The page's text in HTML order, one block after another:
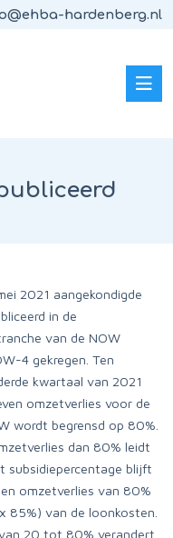
hardenberg.nl
2021 aangekondigde
in de
van de NOW
4 gekregen. Ten
kwartaal van 2021
omzetverlies voor de
wordt begrensd op 80%.
dan 80% leidt
subsidiepercentage blijft
omzetverlies van 80%
85%) van de loonkosten.
20 tot 80% verandert